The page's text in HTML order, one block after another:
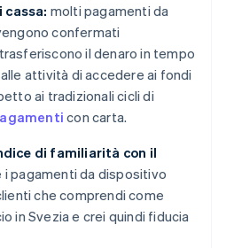
molti pagamenti da
confermati
il denaro in tempo
attività di accedere ai fondi
ai tradizionali cicli di
con carta.
di familiarità con il
pagamenti da dispositivo
che comprendi come
in Svezia e crei quindi fiducia